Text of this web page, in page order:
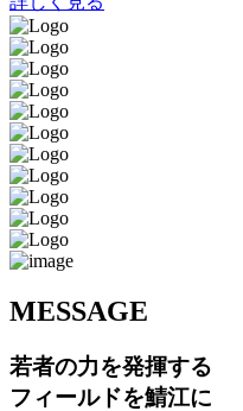
MESSAGE
若者の力を発揮する
フィールドを鯖江に